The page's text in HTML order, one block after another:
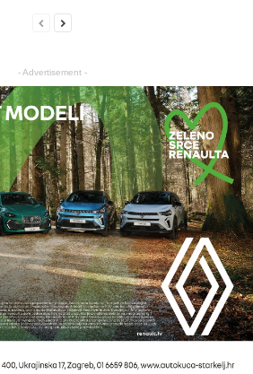
- Advertisement -